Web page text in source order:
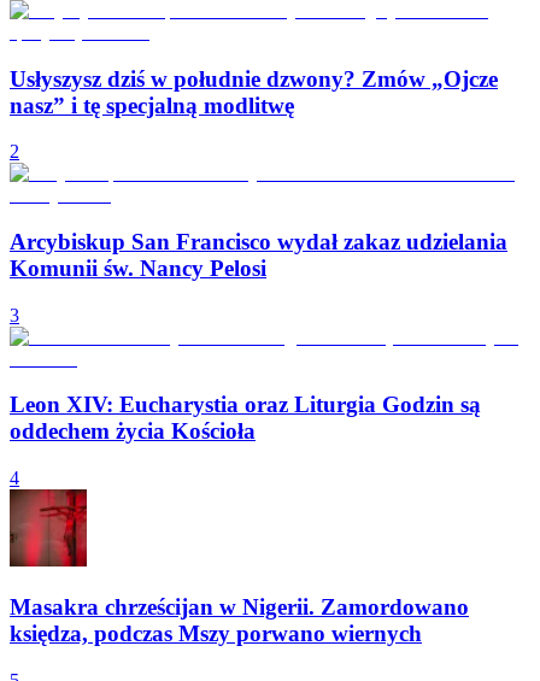
Usłyszysz dziś w południe dzwony? Zmów „Ojcze
nasz” i tę specjalną modlitwę
2
Arcybiskup San Francisco wydał zakaz udzielania
Komunii św. Nancy Pelosi
3
Leon XIV: Eucharystia oraz Liturgia Godzin są
oddechem życia Kościoła
4
Masakra chrześcijan w Nigerii. Zamordowano
księdza, podczas Mszy porwano wiernych